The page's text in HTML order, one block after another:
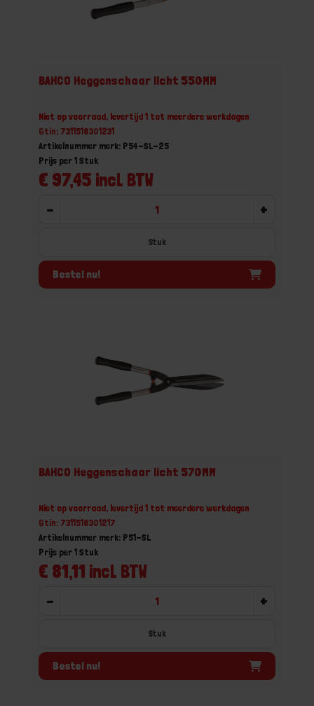
BAHCO Heggenschaar licht 550MM
Niet op voorraad, levertijd 1 tot meerdere werkdagen
Gtin: 7311518301231
Artikelnummer merk: P54-SL-25
€ 97,45 incl. BTW
Prijs per 1 Stuk
- +
Stuk
Bestel nu!
BAHCO Heggenschaar licht 570MM
Niet op voorraad, levertijd 1 tot meerdere werkdagen
Gtin: 7311518301217
Artikelnummer merk: P51-SL
€ 81,11 incl. BTW
Prijs per 1 Stuk
- +
Stuk
Bestel nu!